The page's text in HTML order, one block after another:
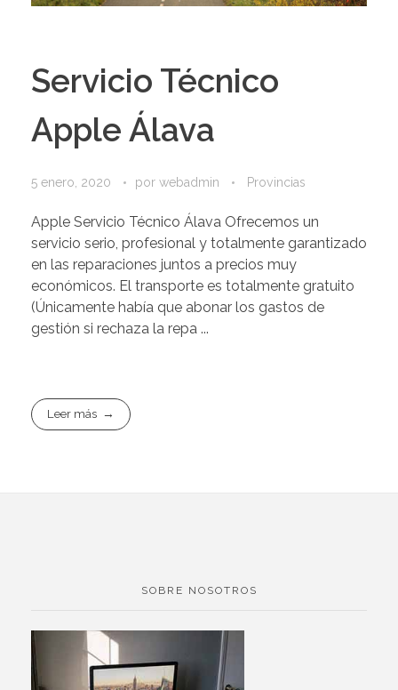
Servicio Técnico
Apple Álava
5 enero, 2020 por webadmin Provincias
Apple Servicio Técnico Álava Ofrecemos un
servicio serio, profesional y totalmente garantizado
en las reparaciones juntos a precios muy
económicos. El transporte es totalmente gratuito
(Únicamente había que abonar los gastos de
gestión si rechaza la repa ...
Leer más
SOBRE NOSOTROS